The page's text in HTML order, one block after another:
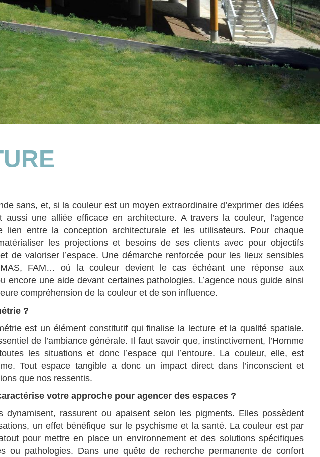
sans, et, si la couleur est un moyen extraordinaire d’exprimer des idées
une alliée efficace en architecture. A travers la couleur, l’agence
lien entre la conception architecturale et les utilisateurs. Pour chaque
les projections et besoins de ses clients avec pour objectifs
de valoriser l’espace. Une démarche renforcée pour les lieux sensibles
MAS, FAM… où la couleur devient le cas échéant une réponse aux
encore une aide devant certaines pathologies. L’agence nous guide ainsi
compréhension de la couleur et de son influence.
?
est un élément constitutif qui finalise la lecture et la qualité spatiale.
de l’ambiance générale. Il faut savoir que, instinctivement, l’Homme
les situations et donc l’espace qui l’entoure. La couleur, elle, est
Tout espace tangible a donc un impact direct dans l’inconscient et
que nos ressentis.
votre approche pour agencer des espaces ?
dynamisent, rassurent ou apaisent selon les pigments. Elles possèdent
un effet bénéfique sur le psychisme et la santé. La couleur est par
pour mettre en place un environnement et des solutions spécifiques
ou pathologies. Dans une quête de recherche permanente de confort